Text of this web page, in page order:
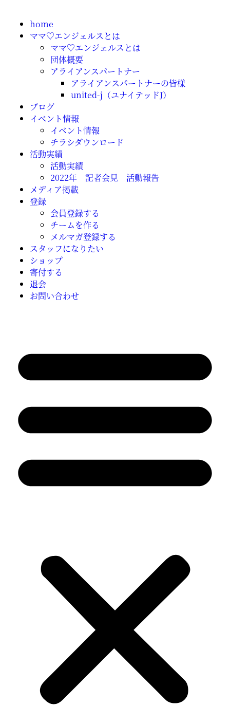
home
ママ♡エンジェルスとは
ママ♡エンジェルスとは
団体概要
アライアンスパートナー
アライアンスパートナーの皆様
united-j（ユナイテッドJ）
ブログ
イベント情報
イベント情報
チラシダウンロード
活動実績
活動実績
2022年 記者会見 活動報告
メディア掲載
登録
会員登録する
チームを作る
メルマガ登録する
スタッフになりたい
ショップ
寄付する
退会
お問い合わせ